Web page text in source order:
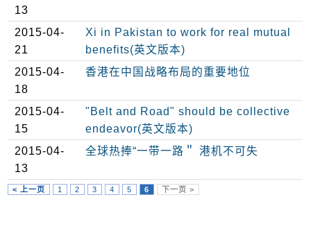
13
2015-04-
21
Xi in Pakistan to work for real mutual
benefits(英文版本)
2015-04-
18
香港在中国战略布局的重要地位
2015-04-
15
"Belt and Road" should be collective
endeavor(英文版本)
2015-04-
13
全球热捧“一带一路＂ 港机不可失
< 上一页 1 2 3 4 5 6 下一页 >